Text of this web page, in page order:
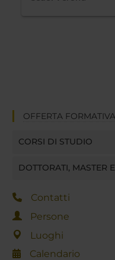
OFFERTA FORMATIVA
CORSI DI STUDIO
DOTTORATI, MASTER
Contatti
Persone
Luoghi
Calendario